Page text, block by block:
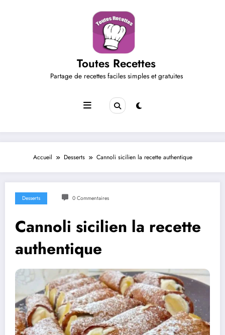
Toutes Recettes
Partage de recettes faciles simples et gratuites
Accueil Desserts Cannoli sicilien la recette authentique
Desserts 0 Commentaires
Cannoli sicilien la recette
authentique